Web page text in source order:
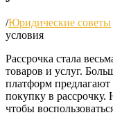
/Юридические советы
условия
Рассрочка стала
товаров и услуг.
платформ
покупку в
чтобы